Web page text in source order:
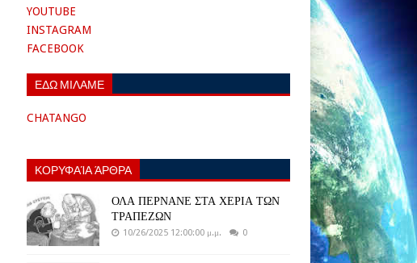
YOUTUBE
INSTAGRAM
FACEBOOK
ΕΔΩ ΜΙΛΑΜΕ
CHATANGO
ΚΟΡΥΦΑΊΑ ΆΡΘΡΑ
ΟΛΑ ΠΕΡΝΑΝΕ ΣΤΑ ΧΕΡΙΑ ΤΩΝ
ΤΡΑΠΕΖΩΝ
10/26/2025 12:00:00 μ.μ. 0